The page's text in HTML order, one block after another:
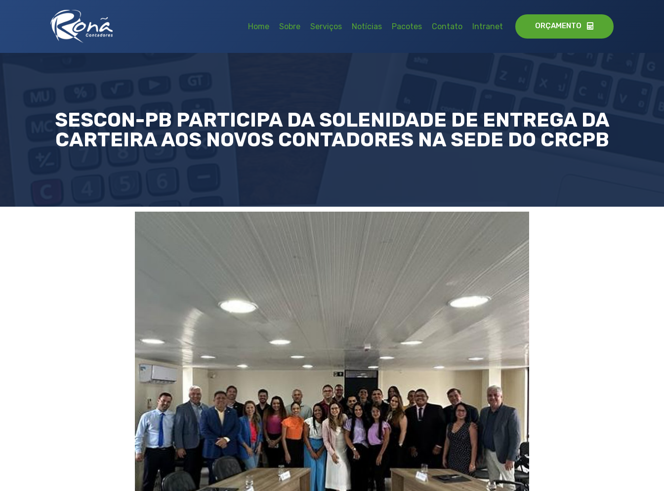
Home Sobre Serviços Notícias Pacotes Contato Intranet ORÇAMENTO
SESCON-PB PARTICIPA DA SOLENIDADE DE ENTREGA DA
CARTEIRA AOS NOVOS CONTADORES NA SEDE DO CRCPB